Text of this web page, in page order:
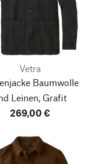
Vetra
Baumwolle
Leinen, Grafit
269,00 €